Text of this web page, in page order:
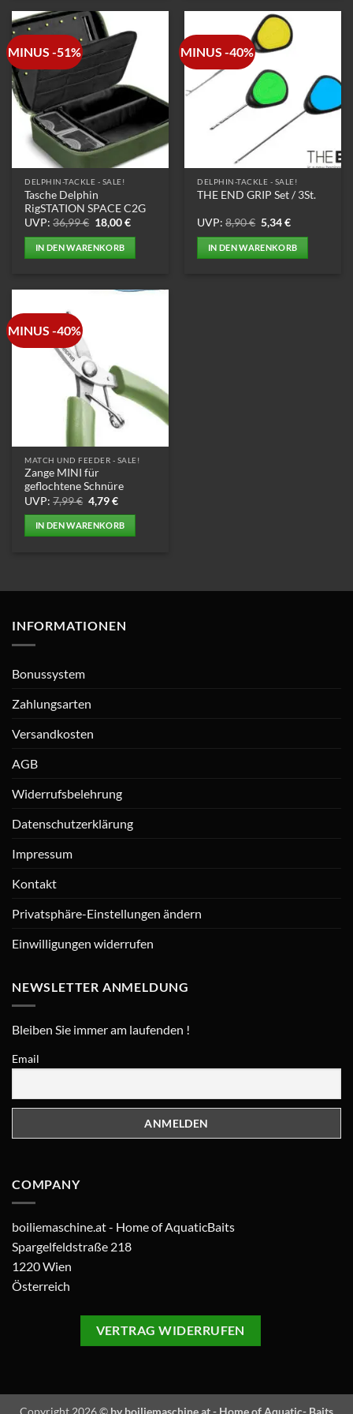
MINUS -51%
DELPHIN-TACKLE - SALE!
Tasche Delphin
RigSTATION SPACE C2G
UVP: 36,99€ Ursprünglicher
Preis
war:
36,99 €
18,00€Aktueller
IN DEN WARENKORB
MINUS -40%
DELPHIN-TACKLE - SALE!
THE END GRIP Set / 3St.
UVP: 8,90€ Ursprünglicher
Preis
war:
8,90 €
5,34€Aktueller
ist:
5,34 €.
IN DEN WARENKORB
MINUS -40%
MATCH UND FEEDER - SALE!
Zange MINI für
geflochtene Schnüre
UVP: 7,99€ Ursprünglicher
Preis
war:
7,99 €
4,79€Aktueller
ist:
4,79 €.
IN DEN WARENKORB
INFORMATIONEN
Bonussystem
Zahlungsarten
Versandkosten
AGB
Widerrufsbelehrung
Datenschutzerklärung
Impressum
Kontakt
Privatsphäre-Einstellungen ändern
Einwilligungen widerrufen
NEWSLETTER ANMELDUNG
Bleiben Sie immer am laufenden !
Email
COMPANY
boiliemaschine.at - Home of AquaticBaits
Spargelfeldstraße 218
1220 Wien
Österreich
VERTRAG WIDERRUFEN
Copyright 2026 © by boiliemaschine.at - Home of Aquatic- Baits